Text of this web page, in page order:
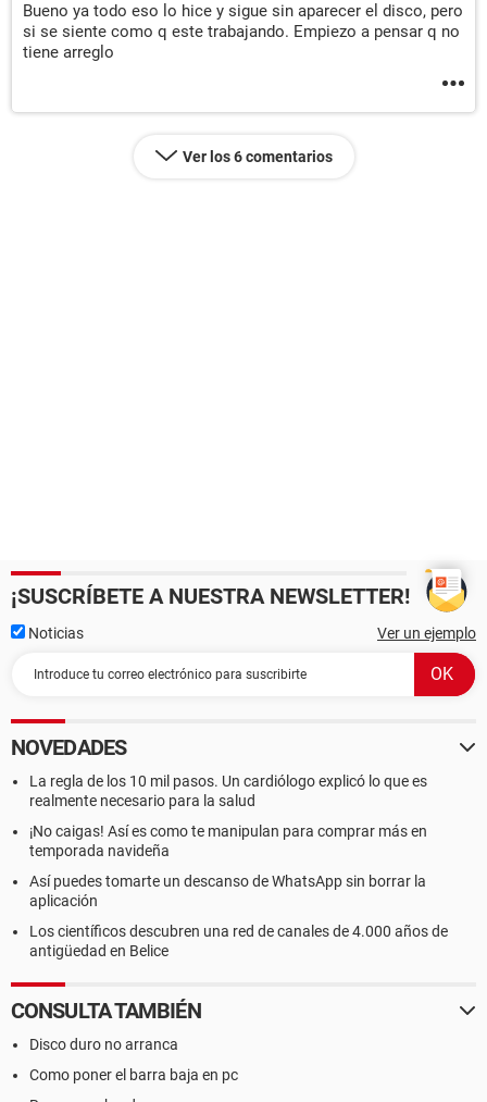
Bueno ya todo eso lo hice y sigue sin aparecer el disco, pero
si se siente como q este trabajando. Empiezo a pensar q no
tiene arreglo
Ver los 6 comentarios
¡SUSCRÍBETE A NUESTRA NEWSLETTER!
Noticias Ver un ejemplo
NOVEDADES
La regla de los 10 mil pasos. Un cardiólogo explicó lo que es
realmente necesario para la salud
¡No caigas! Así es como te manipulan para comprar más en
temporada navideña
Así puedes tomarte un descanso de WhatsApp sin borrar la
aplicación
Los científicos descubren una red de canales de 4.000 años de
antigüedad en Belice
CONSULTA TAMBIÉN
Disco duro no arranca
Como poner el barra baja en pc